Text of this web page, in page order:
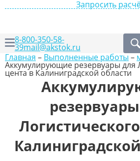
Запросить
8-800-350-58-
39mail@akstok.ru
Главная – Выполненные работы –
Аккумулирующие резервуары для
цента в Калиниградской области